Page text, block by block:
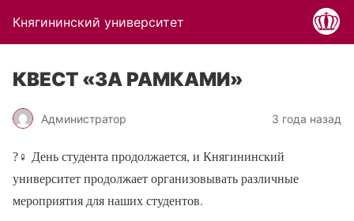
Княгининский университет
КВЕСТ «ЗА РАМКАМИ»
Администратор 3 года назад
?‍♀ День студента продолжается, и Княгининский
университет продолжает организовывать различные
мероприятия для наших студентов.